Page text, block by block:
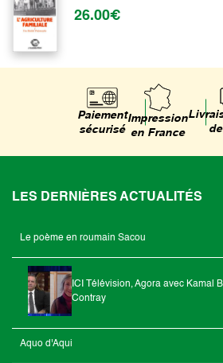
26.00€
Paiement
sécurisé
Impression
en France
LES DERNIÈRES ACTUALITÉS
Le poème en roumain Sacou
ICI Télévision, Agora avec Kamal
Contray
Aquo d'Aqui